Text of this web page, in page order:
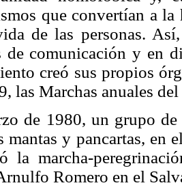
que convertían a
de las personas.
de comunicación y en
creó sus propios
las Marchas anuales
de 1980, un grupo de
mantas y pancartas, en
la marcha-
Romero en el